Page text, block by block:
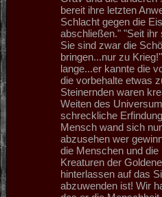
bereit ihre letzten
Schlacht gegen die
abschließen." "Seit
Sie sind zwar die
bringen...nur zu
lange...er kannte die
die vorbehalte etwas
Steinernden waren
Weiten des
schreckliche
Mensch wand sich
abzusehen wer
die Menschen und
Kreaturen der
hinterlassen auf das
abzuwenden ist! Wir